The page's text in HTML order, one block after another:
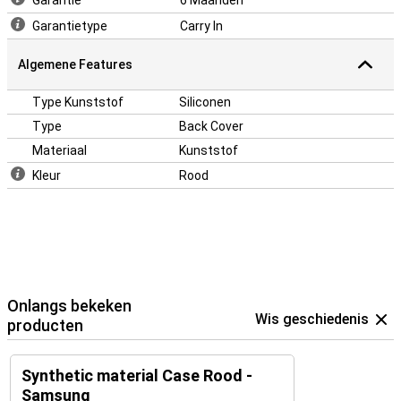
standaarden.
Garantietype
Carry In
Algemene Features
Type Kunststof
Siliconen
Type
Back Cover
Materiaal
Kunststof
Kleur
Rood
Onlangs bekeken
producten
Wis geschiedenis
Synthetic material Case Rood -
Samsung